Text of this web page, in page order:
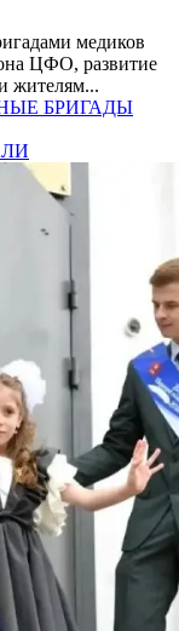
медиков
ЦФО, развитие
жителям...
БРИГАДЫ